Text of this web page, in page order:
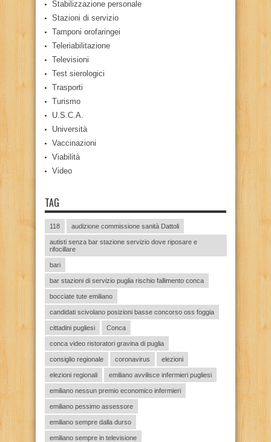
Stabilizzazione personale
Stazioni di servizio
Tamponi orofaringei
Teleriabilitazione
Televisioni
Test sierologici
Trasporti
Turismo
U.S.C.A.
Università
Vaccinazioni
Viabilità
Video
TAG
118 audizione commissione sanità Dattoli
autisti senza bar stazione servizio dove riposare e
rifocillare
bari
bar stazioni di servizio puglia rischio fallimento conca
bocciate tute emiliano
candidati scivolano posizioni basse concorso oss foggia
cittadini pugliesi Conca
conca video ristoratori gravina di puglia
consiglio regionale coronavirus elezioni
elezioni regionali emiliano avvilisce infermieri pugliesi
emiliano nessun premio economico infermieri
emiliano pessimo assessore
emiliano sempre dalla durso
emiliano sempre in televisione